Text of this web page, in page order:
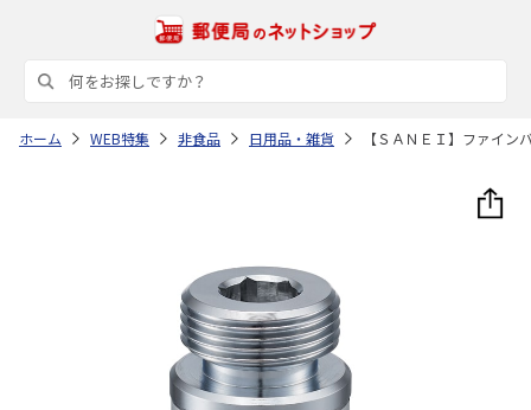
ホーム WEB特集 非食品 日用品・雑貨 【ＳＡＮＥＩ】ファイ